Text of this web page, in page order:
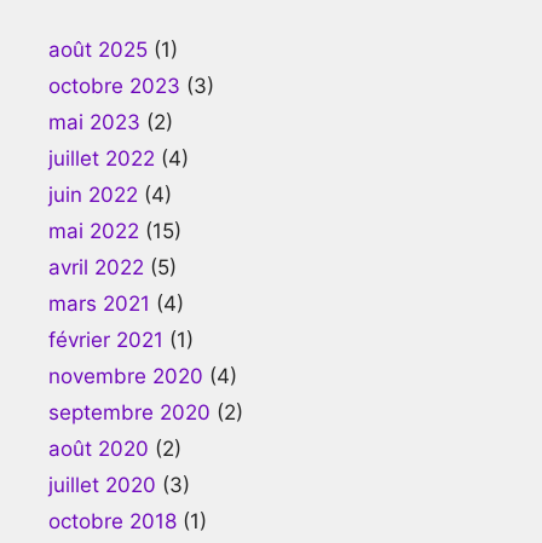
août 2025 (1)
octobre 2023 (3)
mai 2023 (2)
juillet 2022 (4)
juin 2022 (4)
mai 2022 (15)
avril 2022 (5)
mars 2021 (4)
février 2021 (1)
novembre 2020 (4)
septembre 2020 (2)
août 2020 (2)
juillet 2020 (3)
octobre 2018 (1)